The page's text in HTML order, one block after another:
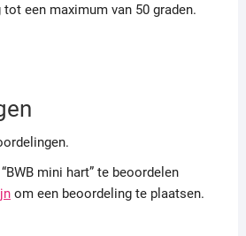
een maximum van 50 graden.
mini hart” te beoordelen
om een beoordeling te plaatsen.